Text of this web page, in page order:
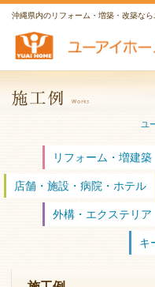
沖縄県内のリフォーム・増築・改築な
ユ
リフォーム・増建築
店舗・施設・病院・ホテル
外構・エクステリア
キ